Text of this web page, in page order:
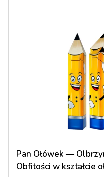
Pan Ołówek —
Obfitości w kształcie